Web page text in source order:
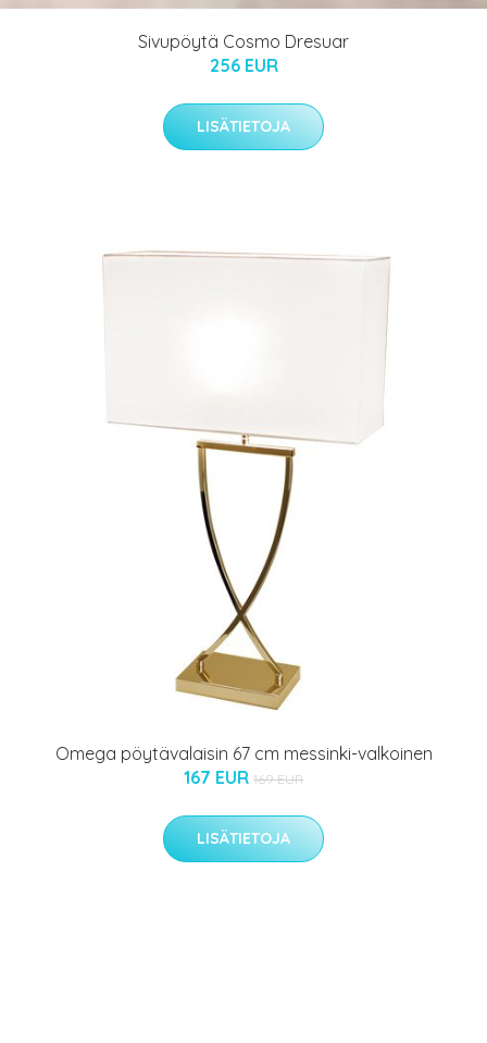
Sivupöytä Cosmo Dresuar
256 EUR
LISÄTIETOJA
Omega pöytävalaisin 67 cm messinki-valkoinen
167 EUR 169 EUR
LISÄTIETOJA